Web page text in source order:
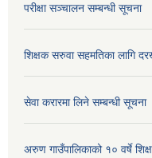
परीक्षा सञ्चालन सम्बन्धी सूचना
शिक्षक सरुवा सहमतिका लागि
सेवा करारमा लिने सम्बन्धी सूचना
अरुण गाउँपालिकाको १० वर्षे